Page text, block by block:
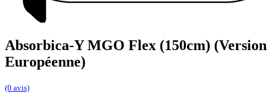
Absorbica-Y MGO Flex (150cm) (Version
Européenne)
(0 avis)